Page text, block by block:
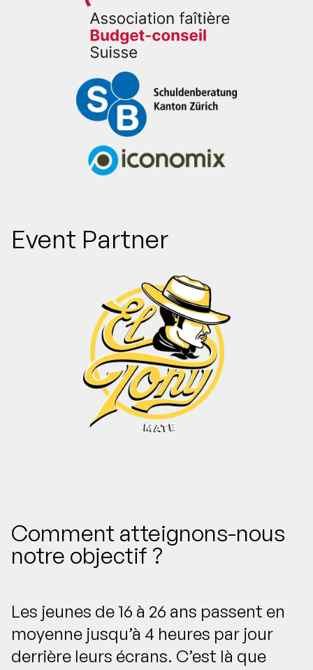
Event Partner
Comment atteignons-nous
notre objectif ?
Les jeunes de 16 à 26 ans passent en
moyenne jusqu’à 4 heures par jour
derrière leurs écrans. C’est là que